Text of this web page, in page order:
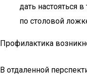
дать настояться
по столовой
Профилактика
В отдаленной